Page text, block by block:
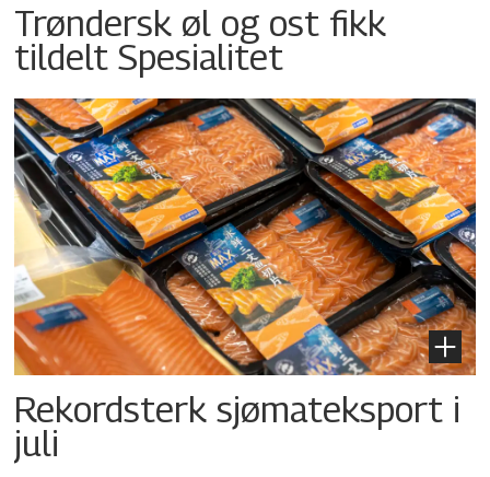
Trøndersk øl og ost fikk
tildelt Spesialitet
Rekordsterk sjømateksport i
juli